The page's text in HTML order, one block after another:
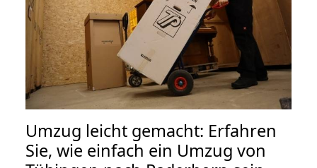
Umzug leicht gemacht: Erfahren
Sie, wie einfach ein Umzug von